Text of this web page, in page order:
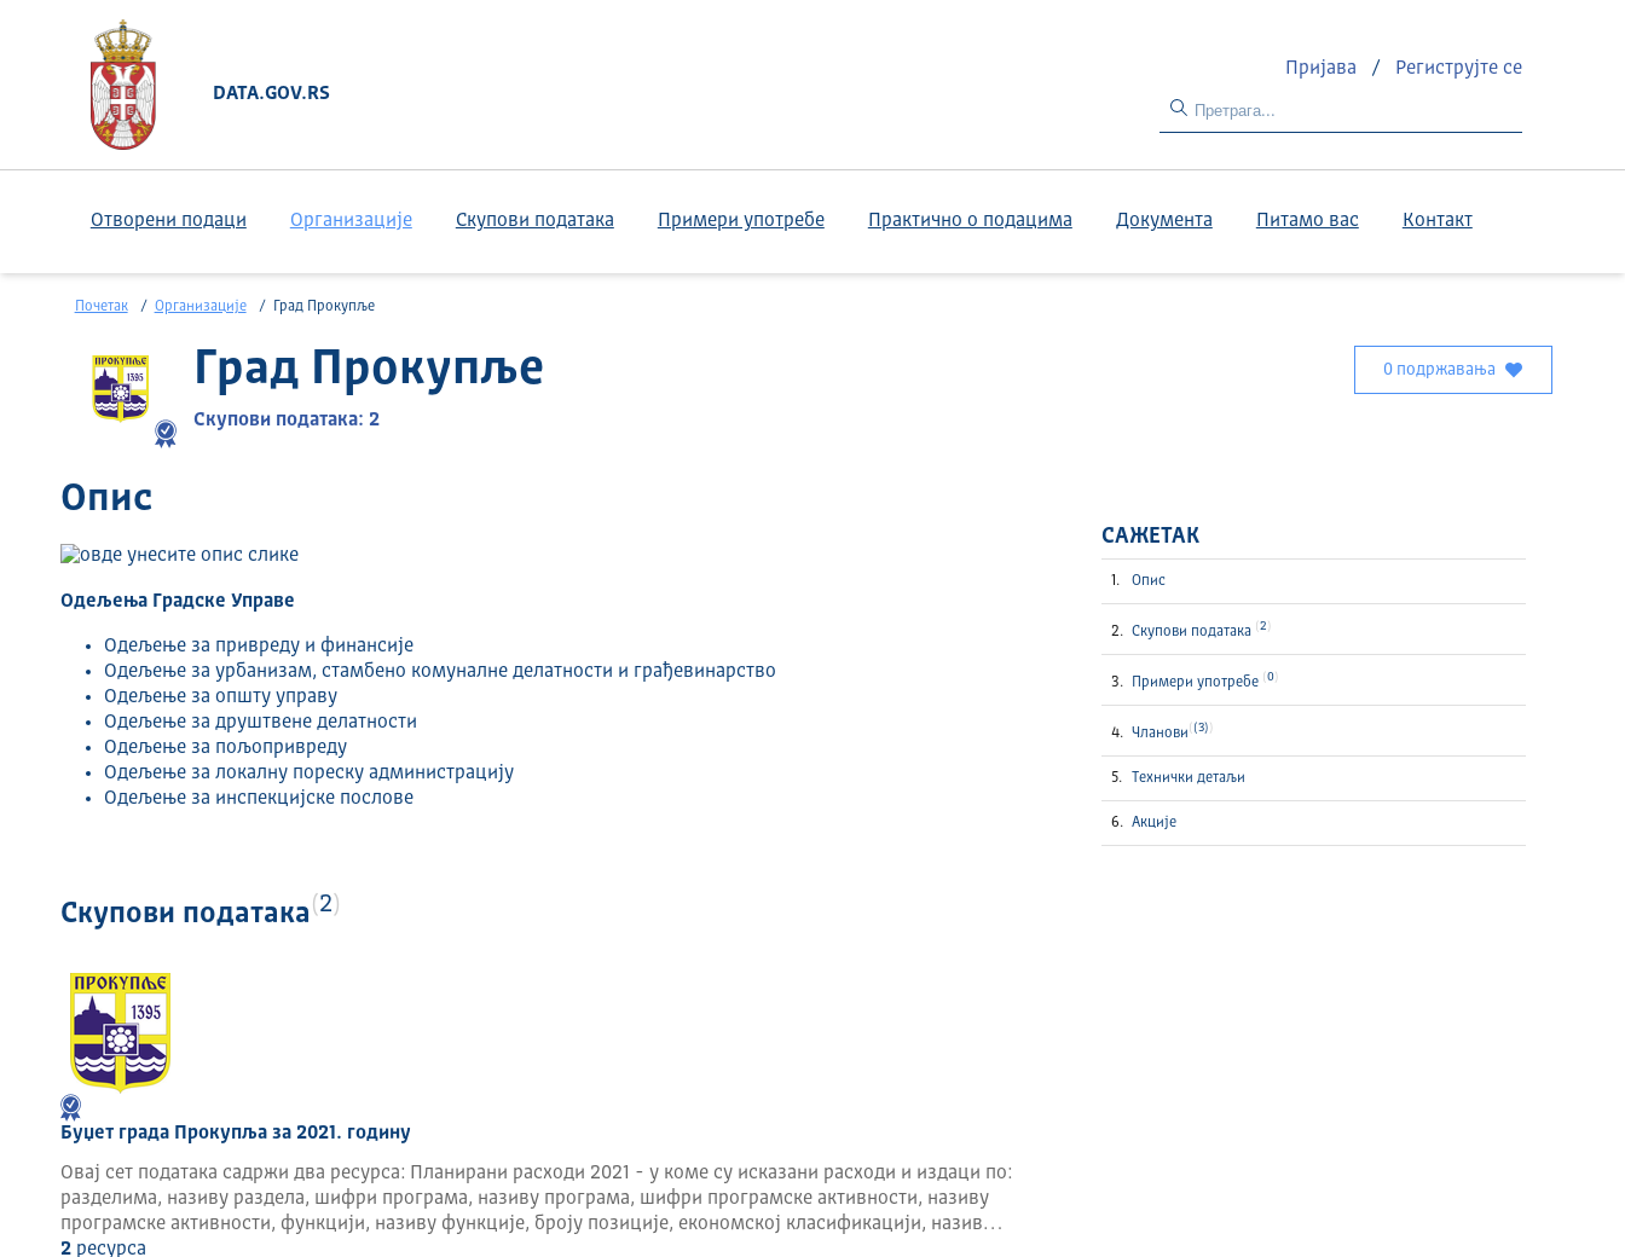
DATA.GOV.RS
Пријава / Региструјте се
Отворени подаци Организације Скупови података Примери употребе Практично о подацима Документа Питамо вас Контакт
Почетак Организације Град Прокупље
Град Прокупље
Скупови података: 2
0 подржавања
Опис
Одељења Градске Управе
Одељење за привреду и финансије
Одељење за урбанизам, стамбено комуналне делатности и грађевинарство
Одељење за општу управу
Одељење за друштвене делатности
Одељење за пољопривреду
Одељење за локалну пореску администрацију
Одељење за инспекцијске послове
Скупови података 2
Буџет града Прокупља за 2021. годину
Овај сет података садржи два ресурса: Планирани расходи 2021 - у коме су исказани расходи и издаци по:
разделима, називу раздела, шифри програма, називу програма, шифри програмске активности, називу
програмске активности, функцији, називу функције, броју позиције, економској класификацији, назив…
2ресурса
САЖЕТАК
Опис
Скупови података 2
Примери употребе 0
Чланови (3)
Технички детаљи
Акције